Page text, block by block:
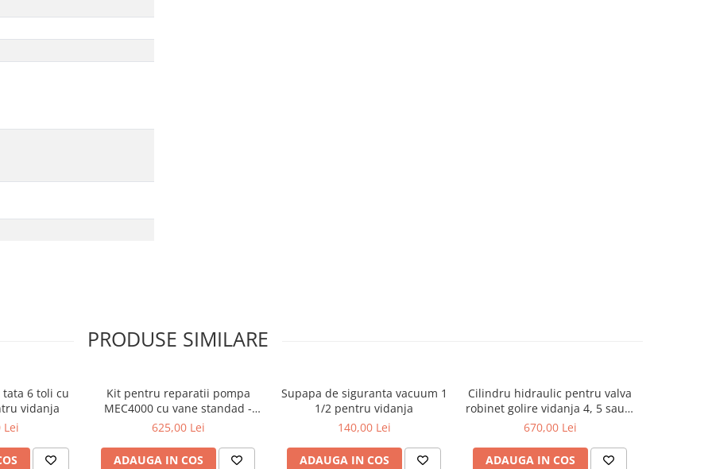
PRODUSE SIMILARE
6 toli cu
vidanja
Lei
Kit pentru reparatii pompa
MEC4000 cu vane standad -
Battioni Pagani
625,00 Lei
ADAUGA IN COS
Supapa de siguranta vacuum 1
1/2 pentru vidanja
140,00 Lei
ADAUGA IN COS
Cilindru hidraulic pentru valva
robinet golire vidanja 4, 5 sau 6
toli, cu dubla[...]
670,00 Lei
ADAUGA IN COS